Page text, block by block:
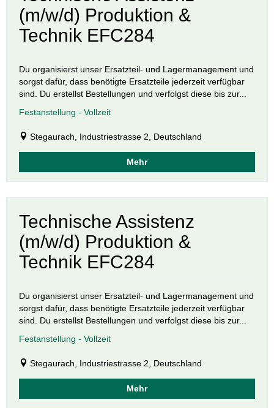
(m/w/d) Produktion &
Technik EFC284
Du organisierst unser Ersatzteil- und Lagermanagement und
sorgst dafür, dass benötigte Ersatzteile jederzeit verfügbar
sind. Du erstellst Bestellungen und verfolgst diese bis zur...
Festanstellung - Vollzeit
Stegaurach, Industriestrasse 2, Deutschland
Mehr
Technische Assistenz
(m/w/d) Produktion &
Technik EFC284
Du organisierst unser Ersatzteil- und Lagermanagement und
sorgst dafür, dass benötigte Ersatzteile jederzeit verfügbar
sind. Du erstellst Bestellungen und verfolgst diese bis zur...
Festanstellung - Vollzeit
Stegaurach, Industriestrasse 2, Deutschland
Mehr